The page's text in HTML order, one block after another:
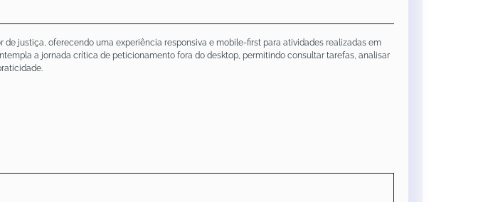
justiça, oferecendo uma experiência responsiva e mobile-first para atividades realizadas em
a jornada crítica de peticionamento fora do desktop, permitindo consultar tarefas, analisar